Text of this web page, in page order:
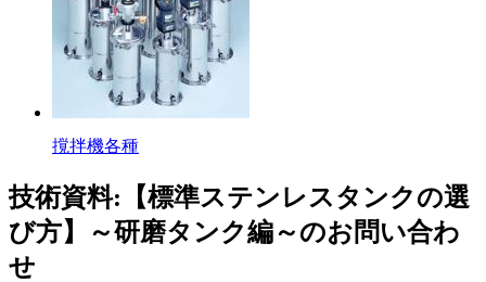
撹拌機各種
技術資料:【標準ステンレスタンクの選
び方】～研磨タンク編～のお問い合わ
せ